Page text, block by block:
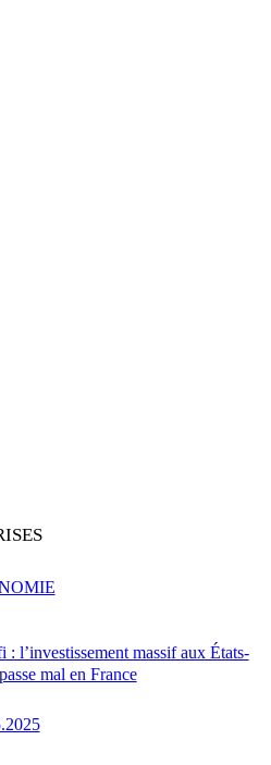
: l’investissement massif aux États-
mal en France